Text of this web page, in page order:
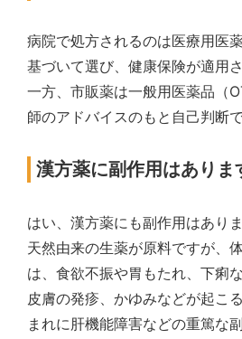
病院で処方されるのは医療用医
基づいて選び、健康保険が適用さ
一方、市販薬は一般用医薬品（
師のアドバイスのもと自己判断
漢方薬に副作用はありま
はい、漢方薬にも副作用はありま
天然由来の生薬が原料ですが、
は、食欲不振や胃もたれ、下痢
皮膚の発疹、かゆみなどが起こ
まれに肝機能障害などの重篤な